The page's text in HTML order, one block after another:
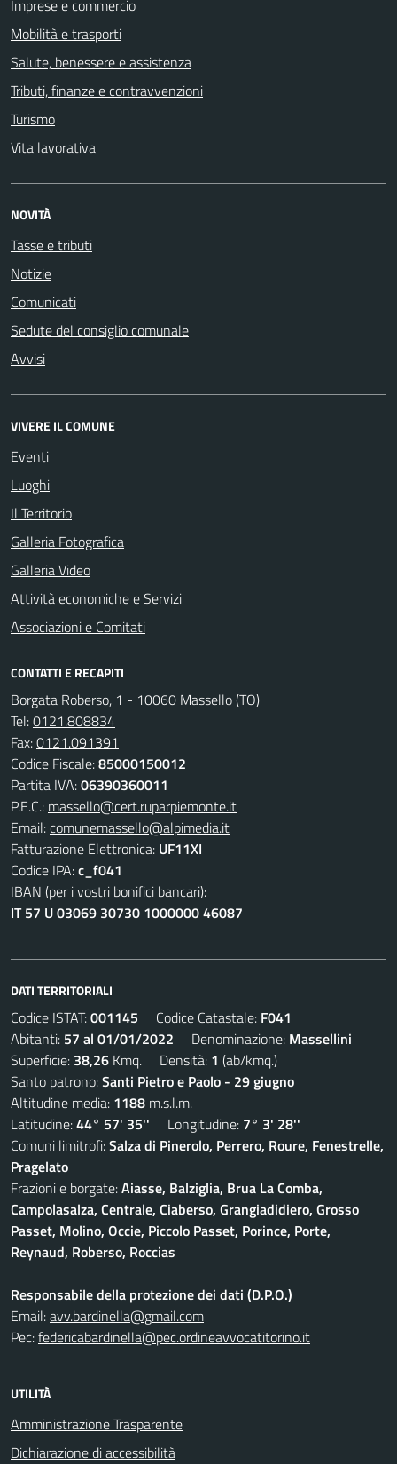
Imprese e commercio
Mobilità e trasporti
Salute, benessere e assistenza
Tributi, finanze e contravvenzioni
Turismo
Vita lavorativa
NOVITÀ
Tasse e tributi
Notizie
Comunicati
Sedute del consiglio comunale
Avvisi
VIVERE IL COMUNE
Eventi
Luoghi
Il Territorio
Galleria Fotografica
Galleria Video
Attività economiche e Servizi
Associazioni e Comitati
CONTATTI E RECAPITI
Borgata Roberso, 1 - 10060 Massello (TO)
Tel:0121.808834
Fax:0121.091391
Codice Fiscale:85000150012
Partita IVA:06390360011
P.E.C.: massello@cert.ruparpiemonte.it
Email:comunemassello@alpimedia.it
Fatturazione Elettronica: UF11XI
Codice IPA:c_f041
IBAN (per i vostri bonifici bancari):
IT 57 U 03069 30730 1000000 46087
DATI TERRITORIALI
Codice ISTAT:001145 Codice Catastale: F041
Abitanti: 57 al 01/01/2022 Denominazione: Massellini
Superficie: 38,26 Kmq. Densità: 1 (ab/kmq.)
Santo patrono:Santi Pietro e Paolo - 29 giugno
Altitudine media: 1188 m.s.l.m.
Latitudine:44° 57' 35'' Longitudine: 7° 3' 28''
Comuni limitrofi:Salza di Pinerolo, Perrero, Roure, Fenestrelle,
Pragelato
Frazioni e borgate:Aiasse, Balziglia, Brua La Comba,
Campolasalza, Centrale, Ciaberso, Grangiadidiero, Grosso
Passet, Molino, Occie, Piccolo Passet, Porince, Porte,
Reynaud, Roberso, Roccias
Responsabile della protezione dei dati (D.P.O.)
Email:avv.bardinella@gmail.com
Pec:federicabardinella@pec.ordineavvocatitorino.it
UTILITÀ
Amministrazione Trasparente
Dichiarazione di accessibilità